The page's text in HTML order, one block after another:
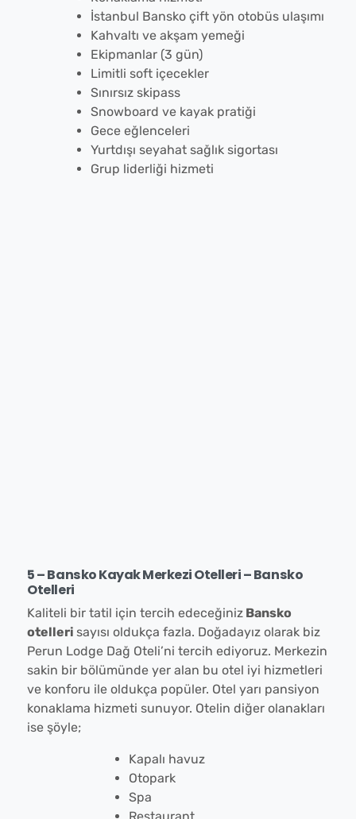
İstanbul Bansko çift yön otobüs ulaşımı
Kahvaltı ve akşam yemeği
Ekipmanlar (3 gün)
Limitli soft içecekler
Sınırsız skipass
Snowboard ve kayak pratiği
Gece eğlenceleri
Yurtdışı seyahat sağlık sigortası
Grup liderliği hizmeti
5 – Bansko Kayak Merkezi Otelleri – Bansko
Otelleri
Kaliteli bir tatil için tercih edeceğiniz Bansko
otellerisayısı oldukça fazla. Doğadayız olarak biz
Perun Lodge Dağ Oteli’ni tercih ediyoruz. Merkezin
sakin bir bölümünde yer alan bu otel iyi hizmetleri
ve konforu ile oldukça popüler. Otel yarı pansiyon
konaklama hizmeti sunuyor. Otelin diğer olanakları
ise şöyle;
Kapalı havuz
Otopark
Spa